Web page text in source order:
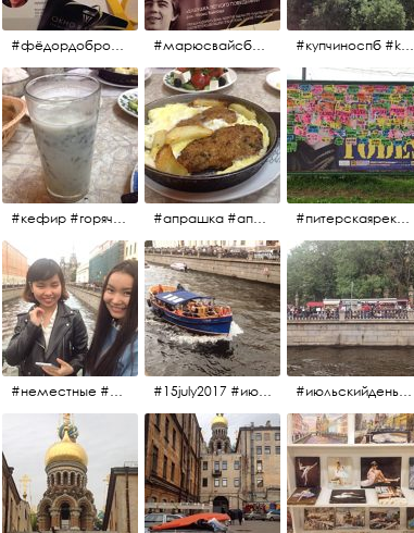
#фёдордобронравов #эдуардпарри #жилибыли #иринарозанова #марюсвайсберг #александрревва #глюкоза #любовьвбольшомгороде #ххvфестивальроссийскогокино #купчиноспб #kupchino
#кефир #горячийкефир #национальноеблюдо #лаваш #вкусно #апрашка #апраксиндвор #кафенаапрашке #куринаякотлетанасковороде #сковородка #кафедлясвоих #питерскаяреклама #todes #куколки #окраинапитера #фрунзенскийрайон
#неместные #июльскийдень2017 #15july2017 #июльскийдень2017 #катерок #bonfire #июльскийдень2017 #15july2017